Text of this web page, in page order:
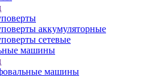
аккумуляторные
сетевые
машины
машины